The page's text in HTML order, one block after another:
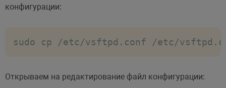
конфигурации:
sudo cp /etc/vsftpd.conf /etc/
Открываем на редактирование файл конфигурации: